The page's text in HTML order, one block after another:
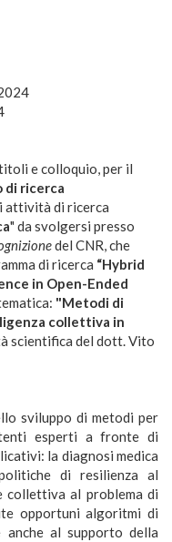
e colloquio, per il
di ricerca
attività di ricerca
" da svolgersi presso
del CNR, che
di ricerca “Hybrid
in Open-Ended
"Metodi di
collettiva in
scientifica del dott. Vito
sviluppo di metodi per
esperti a fronte di
la diagnosi medica
di resilienza al
collettiva al problema di
opportuni algoritmi di
anche al supporto della